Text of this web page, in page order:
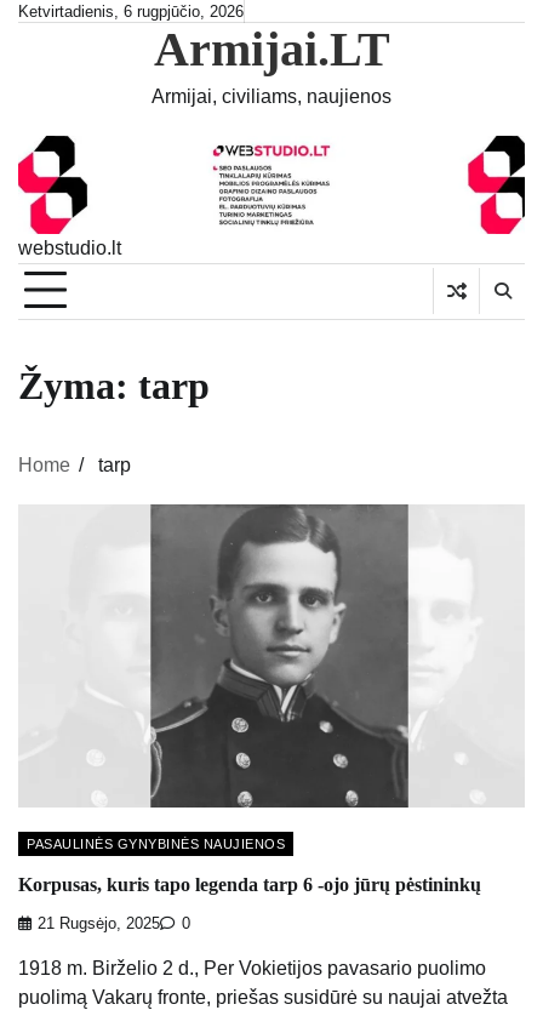
SkipKetvirtadienis, 6 rugpjūčio, 2026
Armijai.LT
Armijai, civiliams, naujienos
webstudio.lt
Žyma: tarp
Home tarp
PASAULINĖS GYNYBINĖS NAUJIENOS
Korpusas, kuris tapo legenda tarp 6 -ojo jūrų pėstininkų
21 Rugsėjo, 2025 0
1918 m. Birželio 2 d., Per Vokietijos pavasario puolimo
puolimą Vakarų fronte, priešas susidūrė su naujai atvežta